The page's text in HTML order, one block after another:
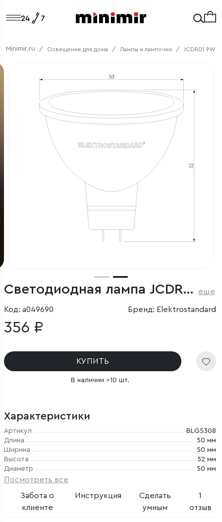
Minimir.ru Освещение для дома Лампы и лампочки JCDR01 9W
Светодиодная лампа JCDR 9W 4200K G5.3 еще
Код: a049690 Бренд: Elektrostandard
356 ₽
КУПИТЬ
В наличии >10 шт.
Характеристики
Артикул
BLG5308
Длина
50 мм
Ширина
50 мм
Высота
52 мм
Диаметр
50 мм
Посмотреть все
Забота о
клиенте
Инструкция
Сделать
умным
1
отзыв